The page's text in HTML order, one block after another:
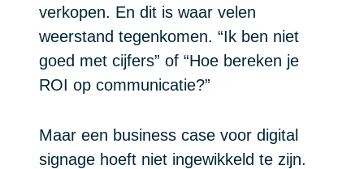
verkopen. En dit is waar velen
weerstand tegenkomen. “Ik ben niet
goed met cijfers” of “Hoe bereken je
ROI op communicatie?”
Maar een business case voor digital
signage hoeft niet ingewikkeld te zijn.